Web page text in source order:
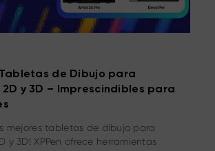
de Dibujo para
y 3D – Imprescindibles para
mejores tabletas de dibujo para
y 3D! XPPen ofrece herramientas